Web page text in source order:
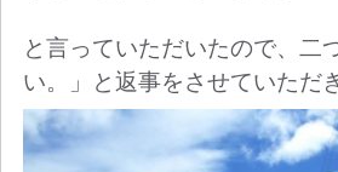
と言っていただいたので、二
い。」と返事をさせていただ